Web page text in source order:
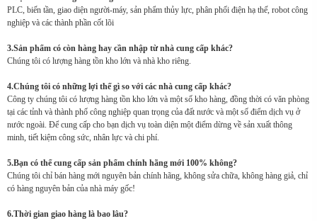
PLC, biến tần, giao diện người-máy, sản phẩm thủy lực, phân phối điện hạ thế, robot công
nghiệp và các thành phần cốt lõi
3.Sản phẩm có còn hàng hay cần nhập từ nhà cung cấp khác?
Chúng tôi có lượng hàng tồn kho lớn và nhà kho riêng.
4.Chúng tôi có những lợi thế gì so với các nhà cung cấp khác?
Công ty chúng tôi có lượng hàng tồn kho lớn và một số kho hàng, đồng thời có văn phòng
tại các tỉnh và thành phố công nghiệp quan trọng của đất nước và một số điểm dịch vụ ở
nước ngoài. Để cung cấp cho bạn dịch vụ toàn diện một điểm dừng về sản xuất thông
minh, tiết kiệm công sức, nhân lực và chi phí.
5.Bạn có thể cung cấp sản phẩm chính hãng mới 100% không?
Chúng tôi chỉ bán hàng mới nguyên bản chính hãng, không sửa chữa, không hàng giả, chỉ
có hàng nguyên bản của nhà máy gốc!
6.Thời gian giao hàng là bao lâu?